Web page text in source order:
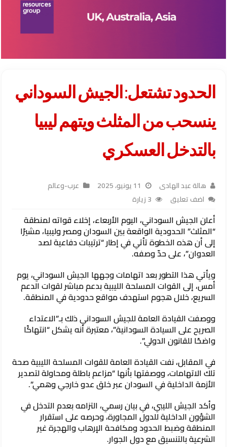
الحدود تشتعل: الجيش السوداني
ينسحب من المثلث ويتهم ليبيا
بالتدخل العسكري
هالة عبد الهادى 11 يونيو، 2025
عرب-وعالم
اضف تعليق
3 زيارة
أعلن الجيش السوداني، اليوم الأربعاء، إخلاء قواته لمنطقة
“المثلث” الحدودية الواقعة بين السودان ومصر وليبيا، مشيرًا
إلى أن هذه الخطوة تأتي في إطار “ترتيبات دفاعية لصد
العدوان”، على حدّ وصفه.
ويأتي هذا التطور بعد اتهامات وجهها الجيش السوداني، يوم
أمس، إلى القوات المسلحة الليبية بدعم مباشر لقوات الدعم
السريع، خلال هجوم استهدف مواقع حدودية في المنطقة.
ووصفت القيادة العامة للجيش السوداني ذلك بـ”الاعتداء
الصريح على السيادة السودانية”، معتبرة أنه يشكل “انتهاكًا
واضحًا للقانون الدولي”.
في المقابل، نفت القيادة العامة للقوات المسلحة الليبية صحة
تلك الاتهامات، ووصفتها بأنها “مزاعم باطلة ومحاولة لتصدير
الأزمة الداخلية في السودان عبر خلق عدو خارجي وهمي”.
وأكد الجيش الليبي، في بيان رسمي، التزامه بعدم التدخل في
الشؤون الداخلية للدول المجاورة، وحرصه على استقرار
المنطقة وضبط الحدود ومكافحة الإرهاب والهجرة غير
الشرعية بالتنسيق مع دول الجوار.